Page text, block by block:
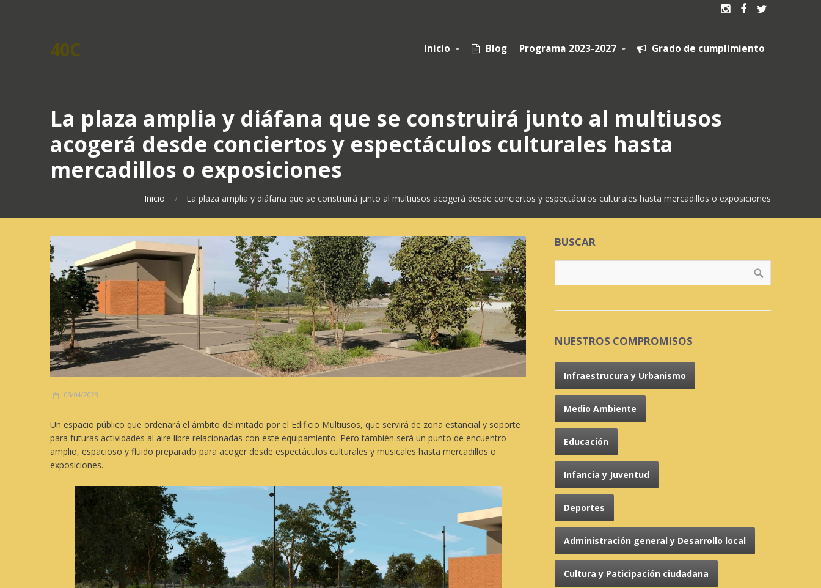
  
40C Inicio  Blog Programa 2023-2027  Grado de cumplimiento
La plaza amplia y diáfana que se construirá junto al multiusos
acogerá desde conciertos y espectáculos culturales hasta
mercadillos o exposiciones
Inicio La plaza amplia y diáfana que se construirá junto al multiusos acogerá desde conciertos y espectáculos culturales hasta mercadillos o exposiciones
03/04/2023
Un espacio público que ordenará el ámbito delimitado por el Edificio Multiusos, que servirá de zona estancial y soporte
para futuras actividades al aire libre relacionadas con este equipamiento. Pero también será un punto de encuentro
amplio, espacioso y fluido preparado para acoger desde espectáculos culturales y musicales hasta mercadillos o
exposiciones.
BUSCAR
NUESTROS COMPROMISOS
Infraestrucura y Urbanismo
Medio Ambiente
Educación
Infancia y Juventud
Deportes
Administración general y Desarrollo local
Cultura y Paticipación ciudadana